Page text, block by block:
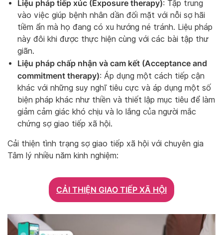
Liệu pháp tiếp xúc (Exposure therapy): Tập trung
vào việc giúp bệnh nhân dần đối mặt với nỗi sợ hãi
tiềm ẩn mà họ đang có xu hướng né tránh. Liệu pháp
này đôi khi được thực hiện cùng với các bài tập thư
giãn.
Liệu pháp chấp nhận và cam kết (Acceptance and
commitment therapy): Áp dụng một cách tiếp cận
khác với những suy nghĩ tiêu cực và áp dụng một số
biện pháp khác như thiền và thiết lập mục tiêu để làm
giảm cảm giác khó chịu và lo lắng của người mắc
chứng sợ giao tiếp xã hội.
Cải thiện tình trạng sợ giao tiếp xã hội với chuyên gia
Tâm lý nhiều năm kinh nghiệm:
CẢI THIỆN GIAO TIẾP XÃ HỘI